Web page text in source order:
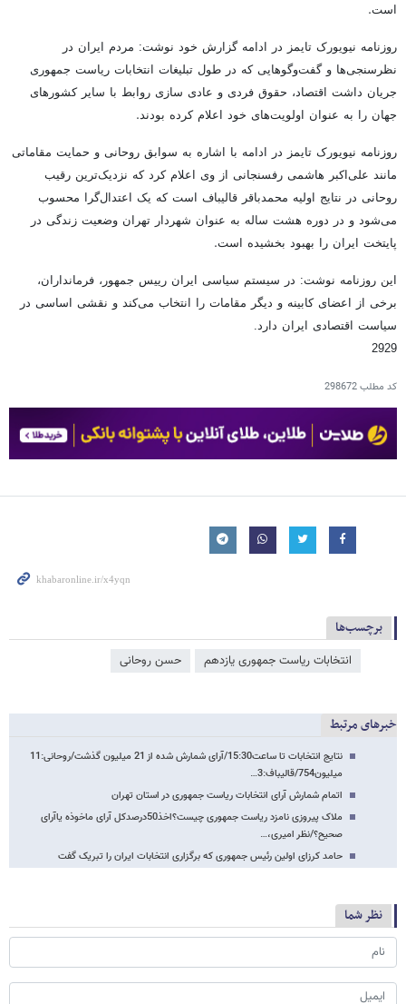
است.
روزنامه نیویورک تایمز در ادامه گزارش خود نوشت: مردم ایران در
نظرسنجی‌ها و گفت‌وگو‌هایی که در طول تبلیغات انتخابات ریاست جمهوری
جریان داشت اقتصاد، حقوق فردی و عادی سازی روابط با سایر کشورهای
جهان را به عنوان اولویت‌های خود اعلام کرده بودند .
روزنامه نیویورک تایمز در ادامه با اشاره به سوابق روحانی و حمایت مقاماتی
مانند علی‌اکبر هاشمی رفسنجانی از وی اعلام کرد که نزدیک‌ترین رقیب
روحانی در نتایج اولیه محمدباقر قالیباف است که یک اعتدال‌گرا محسوب
می‌شود و در دوره هشت ساله به عنوان شهردار تهران وضعیت زندگی در
پایتخت ایران را بهبود بخشیده است.
این روزنامه نوشت: در سیستم سیاسی ایران رییس جمهور، فرمانداران،
برخی از اعضای کابینه و دیگر مقامات را انتخاب می‌کند و نقشی اساسی در
سیاست اقتصادی ایران دارد.
2929
کد مطلب298672
برچسب‌ها
انتخابات ریاست جمهوری یازدهم حسن روحانی
خبرهای مرتبط
نتایج انتخابات تا ساعت15:30/آرای شمارش شده از 21 میلیون گذشت/روحانی:11
میلیون754/قالیباف:3…
اتمام شمارش آرای انتخابات ریاست جمهوری در استان تهران
ملاک پیروزی نامزد ریاست جمهوری چیست؟اخذ50درصدکل آرای ماخوذه یاآرای
صحیح؟/نظر امیری​،…
حامد کرزای اولین رئیس جمهوری که برگزاری انتخابات ایران را تبریک گفت
نظر شما